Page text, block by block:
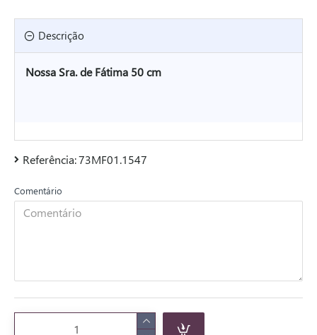
Descrição
Nossa Sra. de Fátima 50 cm
Referência:73MF01.1547
Comentário